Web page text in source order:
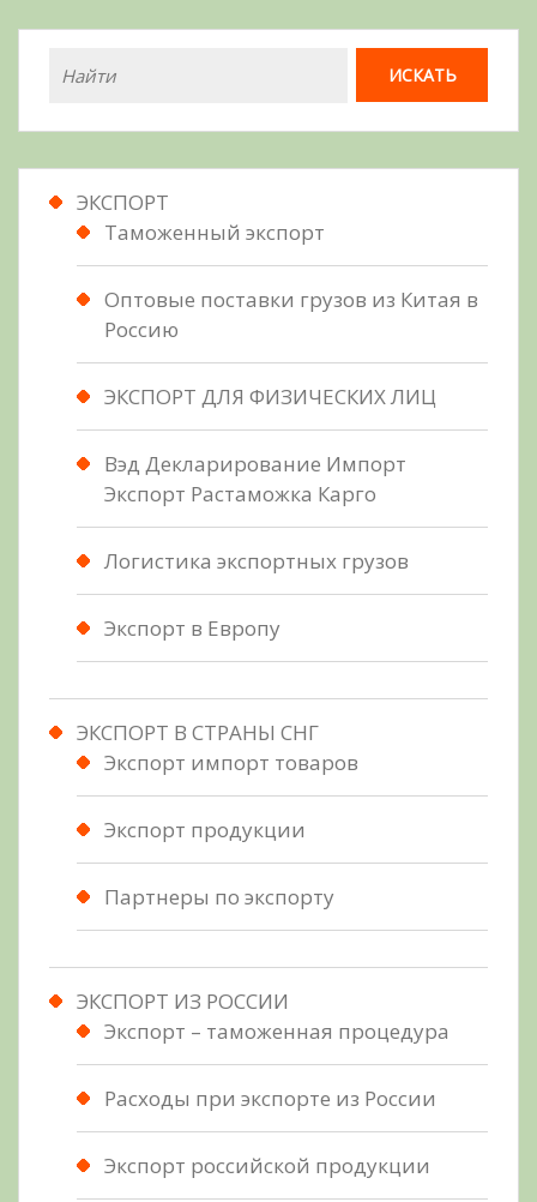
ЭКСПОРТ
Таможенный экспорт
Оптовые поставки грузов из Китая в
Россию
ЭКСПОРТ ДЛЯ ФИЗИЧЕСКИХ ЛИЦ
Вэд Декларирование Импорт
Экспорт Растаможка Карго
Логистика экспортных грузов
Экспорт в Европу
ЭКСПОРТ В СТРАНЫ СНГ
Экспорт импорт товаров
Экспорт продукции
Партнеры по экспорту
ЭКСПОРТ ИЗ РОССИИ
Экспорт – таможенная процедура
Расходы при экспорте из России
Экспорт российской продукции